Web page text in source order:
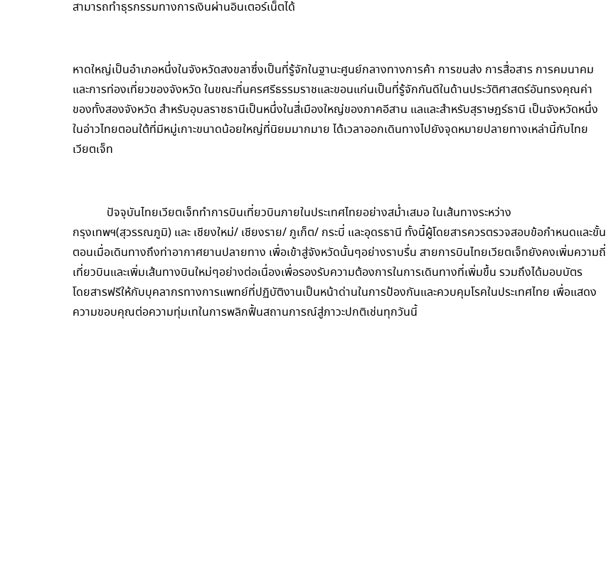
สามารถทำธุรกรรมทางการเงินผ่านอินเตอร์เน็ตได้
หาดใหญ่เป็นอำเภอหนึ่งในจังหวัดสงขลาซึ่งเป็นที่รู้จักในฐานะศูนย์กลางทางการค้า การขนส่ง การสื่อสาร การคมนาคม
และการท่องเที่ยวของจังหวัด ในขณะที่นครศรีธรรมราชและขอนแก่นเป็นที่รู้จักกันดีในด้านประวัติศาสตร์อันทรงคุณค่า
ของทั้งสองจังหวัด สำหรับอุบลราชธานีเป็นหนึ่งในสี่เมืองใหญ่ของภาคอีสาน แลและสำหรับสุราษฎร์ธานี เป็นจังหวัดหนึ่ง
ในอ่าวไทยตอนใต้ที่มีหมู่เกาะขนาดน้อยใหญ่ที่นิยมมากมาย ได้เวลาออกเดินทางไปยังจุดหมายปลายทางเหล่านี้กับไทย
เวียตเจ็ท
ปัจจุบันไทยเวียตเจ็ททำการบินเที่ยวบินภายในประเทศไทยอย่างสม่ำเสมอ ในเส้นทางระหว่าง
กรุงเทพฯ(สุวรรณภูมิ) และ เชียงใหม่/ เชียงราย/ ภูเก็ต/ กระบี่ และอุดรธานี ทั้งนี้ผู้โดยสารควรตรวจสอบข้อกำหนดและขั้น
ตอนเมื่อเดินทางถึงท่าอากาศยานปลายทาง เพื่อเข้าสู่จังหวัดนั้นๆอย่างราบรื่น สายการบินไทยเวียตเจ็ทยังคงเพิ่มความถี่
เที่ยวบินและเพิ่มเส้นทางบินใหม่ๆอย่างต่อเนื่องเพื่อรองรับความต้องการในการเดินทางที่เพิ่มขึ้น รวมถึงได้มอบบัตร
โดยสารฟรีให้กับบุคลากรทางการแพทย์ที่ปฏิบัติงานเป็นหน้าด่านในการป้องกันและควบคุมโรคในประเทศไทย เพื่อแสดง
ความขอบคุณต่อความทุ่มเทในการพลิกฟื้นสถานการณ์สู่ภาวะปกติเช่นทุกวันนี้